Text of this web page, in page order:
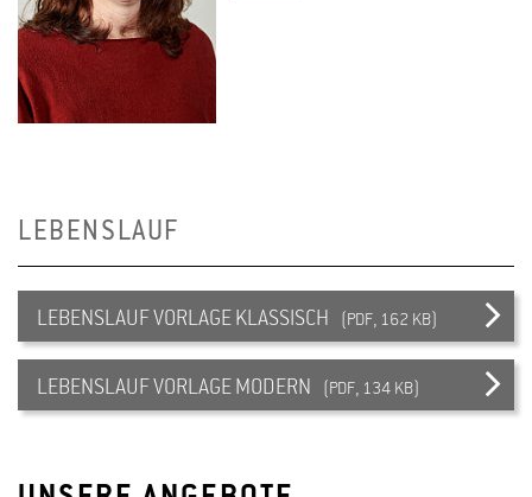
LEBENSLAUF
LEBENSLAUF VORLAGE KLASSISCH (PDF, 162 KB)
LEBENSLAUF VORLAGE MODERN (PDF, 134 KB)